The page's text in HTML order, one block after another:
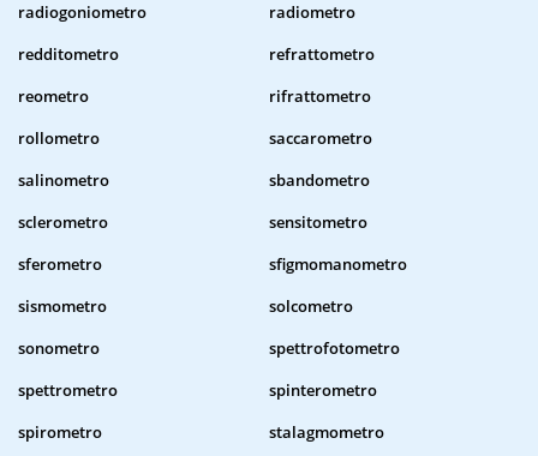
radiogoniometro
radiometro
redditometro
refrattometro
reometro
rifrattometro
rollometro
saccarometro
salinometro
sbandometro
sclerometro
sensitometro
sferometro
sfigmomanometro
sismometro
solcometro
sonometro
spettrofotometro
spettrometro
spinterometro
spirometro
stalagmometro